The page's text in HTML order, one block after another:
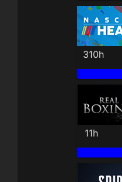
310h
11h